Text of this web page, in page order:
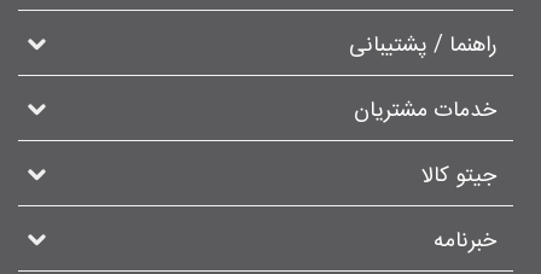
راهنما / پشتیبانی
خدمات مشتریان
جیتو کالا
خبرنامه